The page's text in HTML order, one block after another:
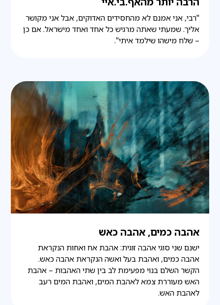
"רבי, אני אמנם לא מהחסידים האדוקים, אבל אני מקושר
אליך. שמעתי שאתה מרגיש כל אחד ואחד מישראל. אם כן
– שלח מישהו שילמד איתי".
אהבה כמים, אהבה כאש
ישנם שני סוגי אהבה זוגית: אהבת אח ואחות הנקראת
אהבה כמים, ואהבת בעל ואשה הנקראת אהבה כאש.
הקשר השלם בנוי מפעימת לב בין שתי האהבות – אהבת
האש מעוררת צמא לאהבת המים, ואהבת המים רעב
לאהבת האש.